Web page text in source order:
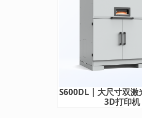
S600DL | 大尺寸双激
3D打印机